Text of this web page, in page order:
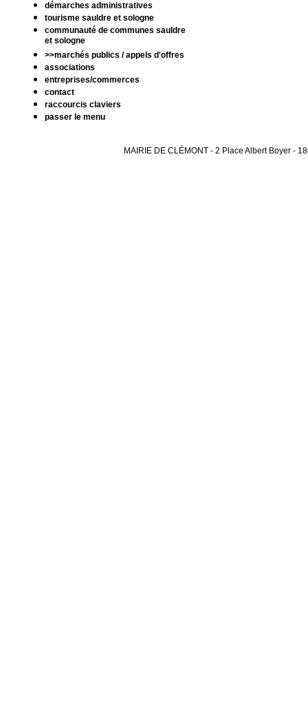
démarches administratives
tourisme sauldre et sologne
communauté de communes sauldre
et sologne
>>marchés publics / appels d'offres
associations
entreprises/commerces
contact
raccourcis claviers
passer le menu
MAIRIE DE CLÉMONT - 2 Place Albert Boyer -